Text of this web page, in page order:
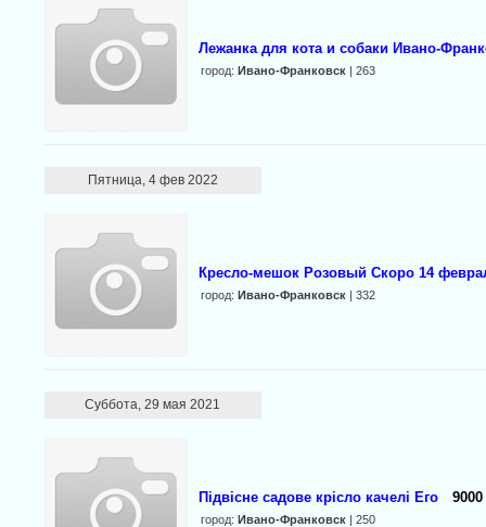
Лежанка для кота и собаки Ивано-
город: Ивано-Франковск| 263
Пятница, 4 фев 2022
Кресло-мешок Розовый Скоро 14
город: Ивано-Франковск| 332
Суббота, 29 мая 2021
Підвісне садове крісло качелі Его
город: Ивано-Франковск| 250